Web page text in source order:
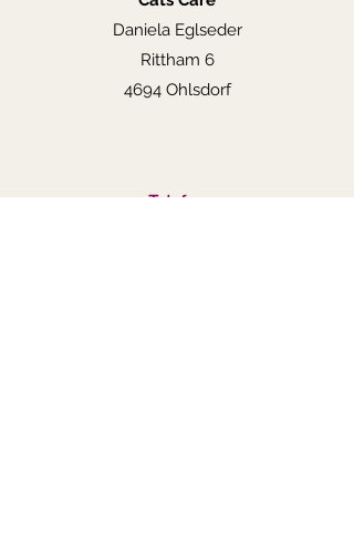
Daniela Eglseder
Rittham 6
4694 Ohlsdorf
Telefon